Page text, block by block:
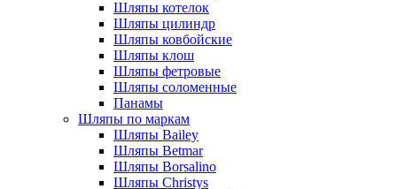
Шляпы котелок
Шляпы цилиндр
Шляпы ковбойские
Шляпы клош
Шляпы фетровые
Шляпы соломенные
Панамы
Шляпы по маркам
Шляпы Bailey
Шляпы Betmar
Шляпы Borsalino
Шляпы Christys